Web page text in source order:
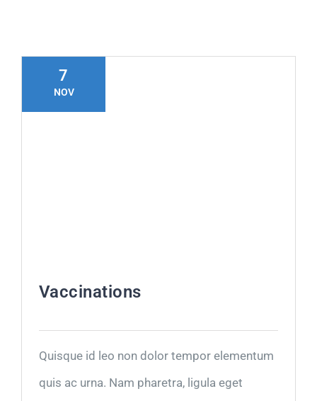
7
NOV
Vaccinations
Quisque id leo non dolor tempor elementum
quis ac urna. Nam pharetra, ligula eget